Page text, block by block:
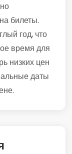
билеты.
год, что
время для
низких цен
даты